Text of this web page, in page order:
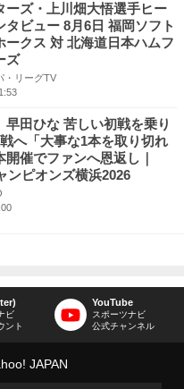
ーズ・上川畑大悟選手ヒー
タビュー 8月6日 福岡ソフト
ークス 対 北海道日本ハムフ
ズ
・リーグTV
早田ひな 苦しい初戦を乗り
へ「大事な1本を取り切れ
開催でファンへ恩返し｜
ンピオンズ横浜2026
ビ
ント
YouTube
スポーツナビ
公式チャンネル
JAPAN